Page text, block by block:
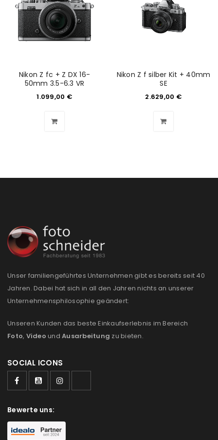
Anmeldeformular geschützt durch
REGISTRIEREN
E-Mail-Adresse
deine E-Mail-Adresse gesendet.
NEWSLETTER ABONNIEREN
Nikon Z fc + Z DX 16-
50mm 3.5-6.3 VR
1.099,00 €
Nikon Z f silber Kit + 40mm
SE
2.629,00 €
Unser familiengeführtes Unternehmen gibt es bereits seit 40
Jahren. Dabei hat sich in all den Jahren nichts an unserer
Unternehmensphilosophie geändert:
Unseren Kunden das beste Einkaufserlebnis im Bereich
Foto, Video und Ausarbeitung zu bieten.
SOCIAL ICONS
Bewerte uns: